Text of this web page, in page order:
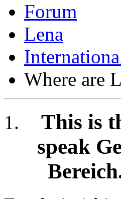
Forum
Lena
Where are
This is
speak